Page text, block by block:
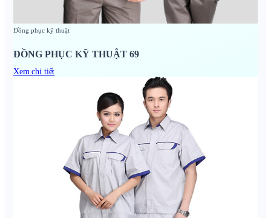
Đồng phục kỹ thuật
ĐỒNG PHỤC KỸ THUẬT 69
Xem chi tiết